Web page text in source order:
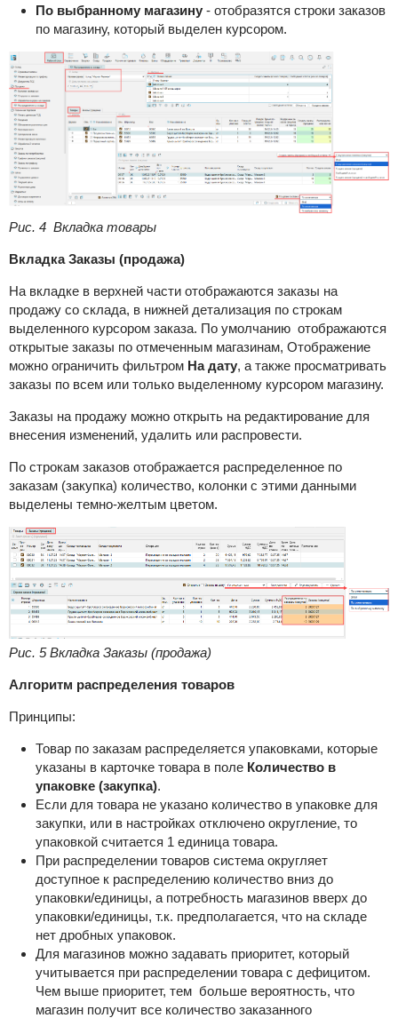
По выбранному магазину - отобразятся строки заказов
по магазину, который выделен курсором.
Рис. 4 Вкладка товары
Вкладка Заказы (продажа)
На вкладке в верхней части отображаются заказы на
продажу со склада, в нижней детализация по строкам
выделенного курсором заказа. По умолчанию отображаются
открытые заказы по отмеченным магазинам, Отображение
можно ограничить фильтром На дату, а также просматривать
заказы по всем или только выделенному курсором магазину.
Заказы на продажу можно открыть на редактирование для
внесения изменений, удалить или распровести.
По строкам заказов отображается распределенное по
заказам (закупка) количество, колонки с этими данными
выделены темно-желтым цветом.
Рис. 5 Вкладка Заказы (продажа)
Алгоритм распределения товаров
Принципы:
Товар по заказам распределяется упаковками, которые
указаны в карточке товара в поле Количество в
упаковке (закупка).
Если для товара не указано количество в упаковке для
закупки, или в настройках отключено округление, то
упаковкой считается 1 единица товара.
При распределении товаров система округляет
доступное к распределению количество вниз до
упаковки/единицы, а потребность магазинов вверх до
упаковки/единицы, т.к. предполагается, что на складе
нет дробных упаковок.
Для магазинов можно задавать приоритет, который
учитывается при распределении товара с дефицитом.
Чем выше приоритет, тем больше вероятность, что
магазин получит все количество заказанного